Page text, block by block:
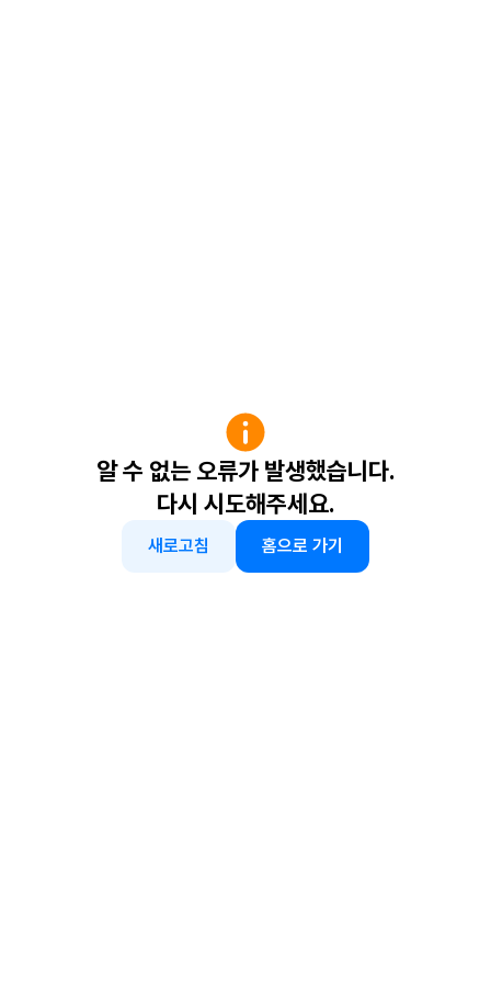
알 수 없는 오류가 발생했습니다.
다시 시도해주세요.
새로고침 홈으로 가기